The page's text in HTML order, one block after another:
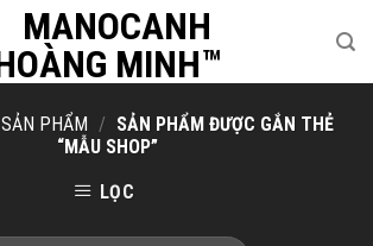
SẢN PHẨM / SẢN PHẨM ĐƯỢC GẮN THẺ
“MẪU SHOP”
LỌC